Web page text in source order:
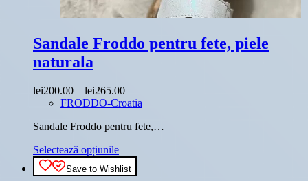
Sandale Froddo pentru fete, piele
naturala
lei200.00 – lei265.00Interval
de
lei200.00
lei265.00
FRODDO-Croatia
Sandale Froddo pentru fete,…
Selectează opțiunileAcest
produs
are
Save to Wishlist